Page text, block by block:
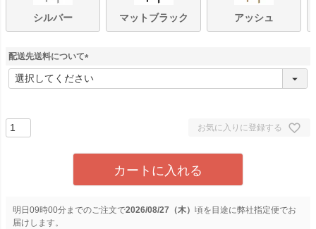
シルバー マットブラック アッシュ
配送先送料について
(
必
お気に入りに登録する
カートに入れる
明日 09時00分までのご注文で2026/08/27（木） に弊社指定便でお
届けします。